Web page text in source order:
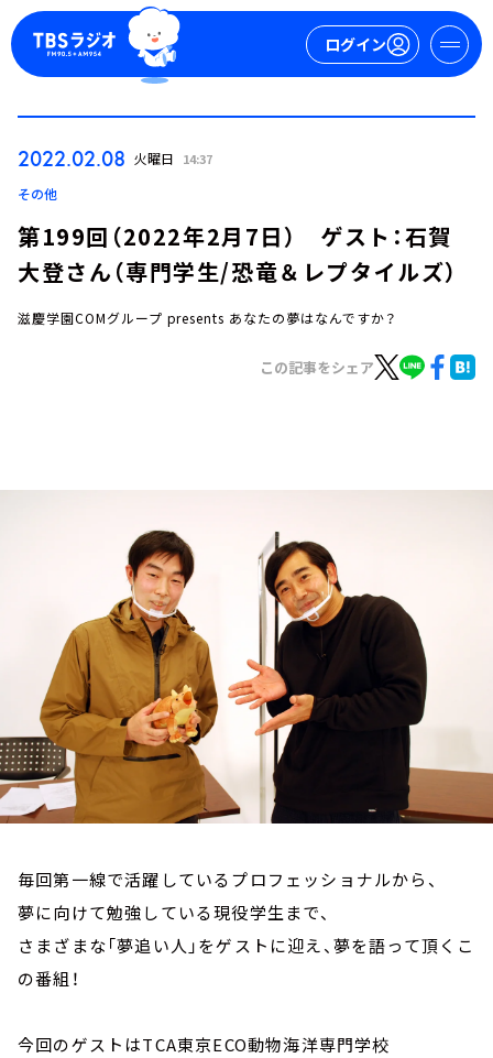
ログイン
イベント・グッズ
YouTube
会社情報
2022.02.08 火曜日 14:37
その他
第199回（2022年2月7日） ゲスト：石賀
大登さん（専門学生/恐竜＆レプタイルズ）
滋慶学園COMグループ presents あなたの夢はなんですか？
この記事をシェア
毎回第一線で活躍しているプロフェッショナルから、
夢に向けて勉強している現役学生まで、
さまざまな「夢追い人」をゲストに迎え、夢を語って頂くこ
の番組！
今回のゲストはTCA東京ECO動物海洋専門学校